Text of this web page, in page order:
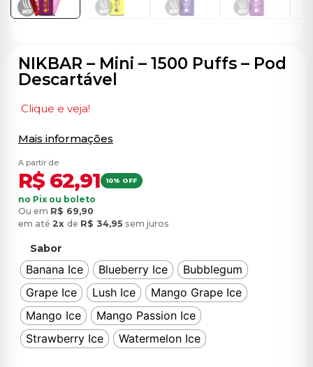
NIKBAR – Mini – 1500 Puffs – Pod
Descartável
Clique e veja!
Mais informações
A partir de
R$62,91 10% OFF
no Pix ou boleto
Ou em R$ 69,90
em até 2x de R$ 34,95 sem juros
Sabor
Banana Ice Blueberry Ice
Bubblegum
Grape Ice
Lush Ice
Mango Grape Ice
Mango Ice
Mango Passion Ice
Strawberry Ice
Watermelon Ice